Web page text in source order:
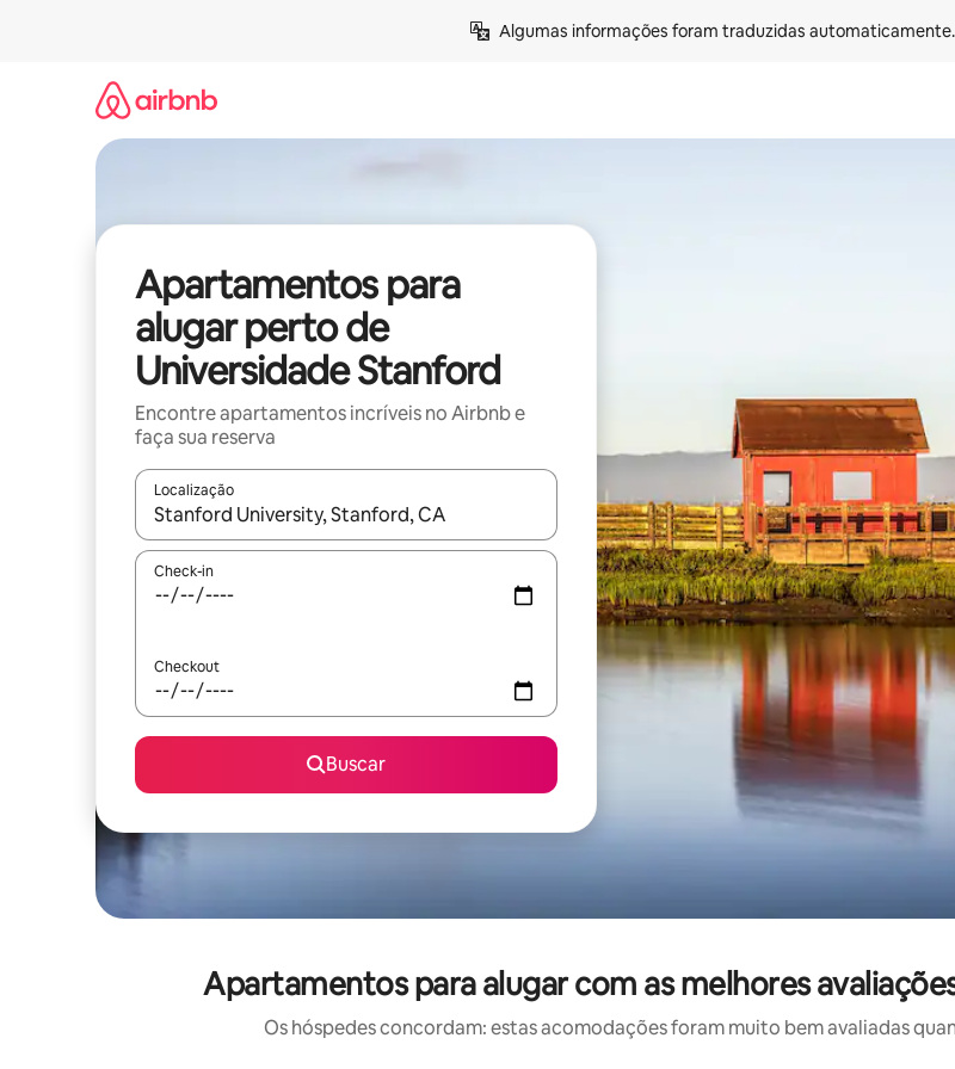
Algumas informações foram traduzidas automaticamente.
Apartamentos para
alugar perto de
Universidade Stanford
Encontre apartamentos incríveis no Airbnb e
faça sua reserva
Localização
Quando os resultados estiverem disponíveis, explore-os usando as seta para cima e para baixo do
Check-in
Checkout
Buscar
Apartamentos para alugar com as melhores
Os hóspedes concordam: estas acomodações foram muito bem avaliadas